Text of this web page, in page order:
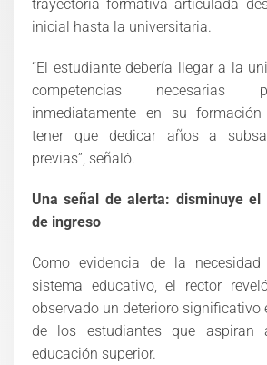
trayectoria formativa articulada
inicial hasta la universitaria.
“El estudiante debería llegar a la
competencias necesarias
inmediatamente en su
tener que dedicar años a
previas”, señaló.
Una señal de alerta: disminuye el
de ingreso
Como evidencia de la
sistema educativo, el rector
observado un deterioro significativo
de los estudiantes que
educación superior.